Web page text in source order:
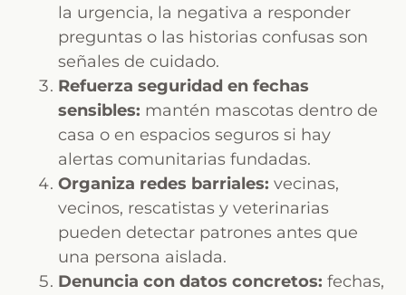
la urgencia, la negativa a responder
preguntas o las historias confusas son
señales de cuidado.
Refuerza seguridad en fechas
sensibles: mantén mascotas dentro de
casa o en espacios seguros si hay
alertas comunitarias fundadas.
Organiza redes barriales: vecinas,
vecinos, rescatistas y veterinarias
pueden detectar patrones antes que
una persona aislada.
Denuncia con datos concretos: fechas,